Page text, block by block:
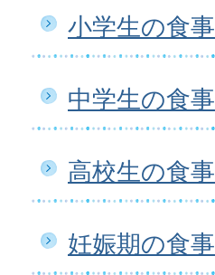
小学生の食事
中学生の食事
高校生の食事
妊娠期の食事